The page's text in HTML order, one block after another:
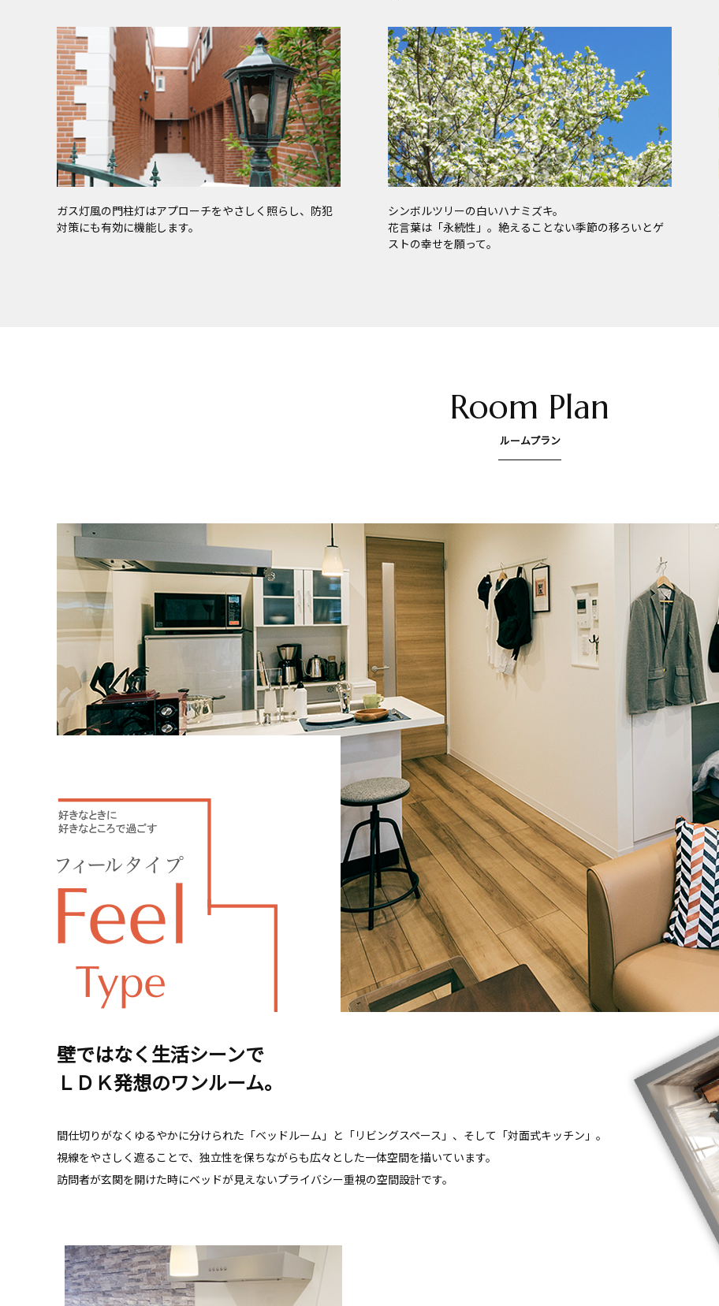
ガス灯風の門柱灯はアプローチをやさしく照らし、防犯
対策にも有効に機能します。
シンボルツリーの白いハナミズキ。
花言葉は「永続性」。絶えることない季節の移ろいとゲ
ストの幸せを願って。
Room Plan
ルームプラン
壁ではなく生活シーンで
ＬＤＫ発想のワンルーム。
間仕切りがなくゆるやかに分けられた「ベッドルーム」と「リビングスペース」、そして「対面式キッチン」。
視線をやさしく遮ることで、独立性を保ちながらも広々とした一体空間を描いています。
訪問者が玄関を開けた時にベッドが見えないプライバシー重視の空間設計です。